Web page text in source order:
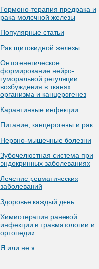
Гормоно-терапия предрака и
рака молочной железы
Популярные статьи
Рак щитовидной железы
Онтогенетическое
формирование нейро-
гуморальной регуляции
возбуждения в тканях
организма и канцерогенез
Карантинные инфекции
Питание, канцерогены и рак
Нервно-мышечные болезни
Зубочелюстная система при
эндокринных заболеваниях
Лечение ревматических
заболеваний
Здоровье каждый день
Химиотерапия раневой
инфекции в травматологии и
ортопедии
Я или не я